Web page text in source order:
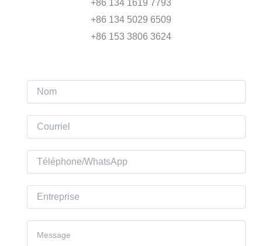
+86 134 1619 7793
+86 134 5029 6509
+86 153 3806 3624
o
m
o
u
r
é
l
p
n
t